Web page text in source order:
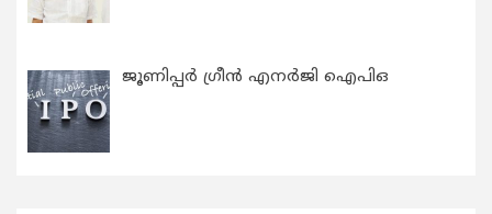
ജൂണിപ്പർ ഗ്രീൻ എനർജി ഐപിഒ